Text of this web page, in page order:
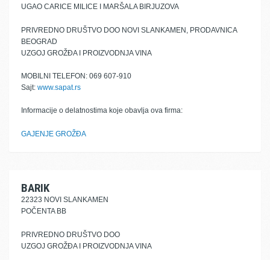
UGAO CARICE MILICE I MARŠALA BIRJUZOVA
PRIVREDNO DRUŠTVO DOO NOVI SLANKAMEN, PRODAVNICA
BEOGRAD
UZGOJ GROŽĐA I PROIZVODNJA VINA
MOBILNI TELEFON: 069 607-910
Sajt: www.sapat.rs
Informacije o delatnostima koje obavlja ova firma:
GAJENJE GROŽĐA
BARIK
22323 NOVI SLANKAMEN
POČENTA BB
PRIVREDNO DRUŠTVO DOO
UZGOJ GROŽĐA I PROIZVODNJA VINA